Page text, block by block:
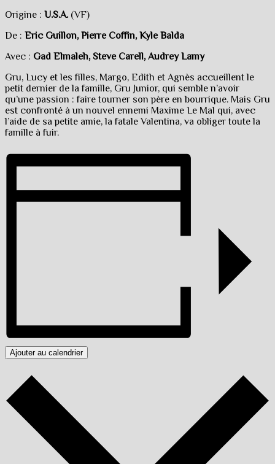
Origine : U.S.A.(VF)
De : Eric Guillon, Pierre Coffin, Kyle Balda
Avec : Gad Elmaleh, Steve Carell, Audrey Lamy
Gru, Lucy et les filles, Margo, Edith et Agnès accueillent le
petit dernier de la famille, Gru Junior, qui semble n’avoir
qu’une passion : faire tourner son père en bourrique. Mais Gru
est confronté à un nouvel ennemi Maxime Le Mal qui, avec
l’aide de sa petite amie, la fatale Valentina, va obliger toute la
famille à fuir.
Ajouter au calendrier